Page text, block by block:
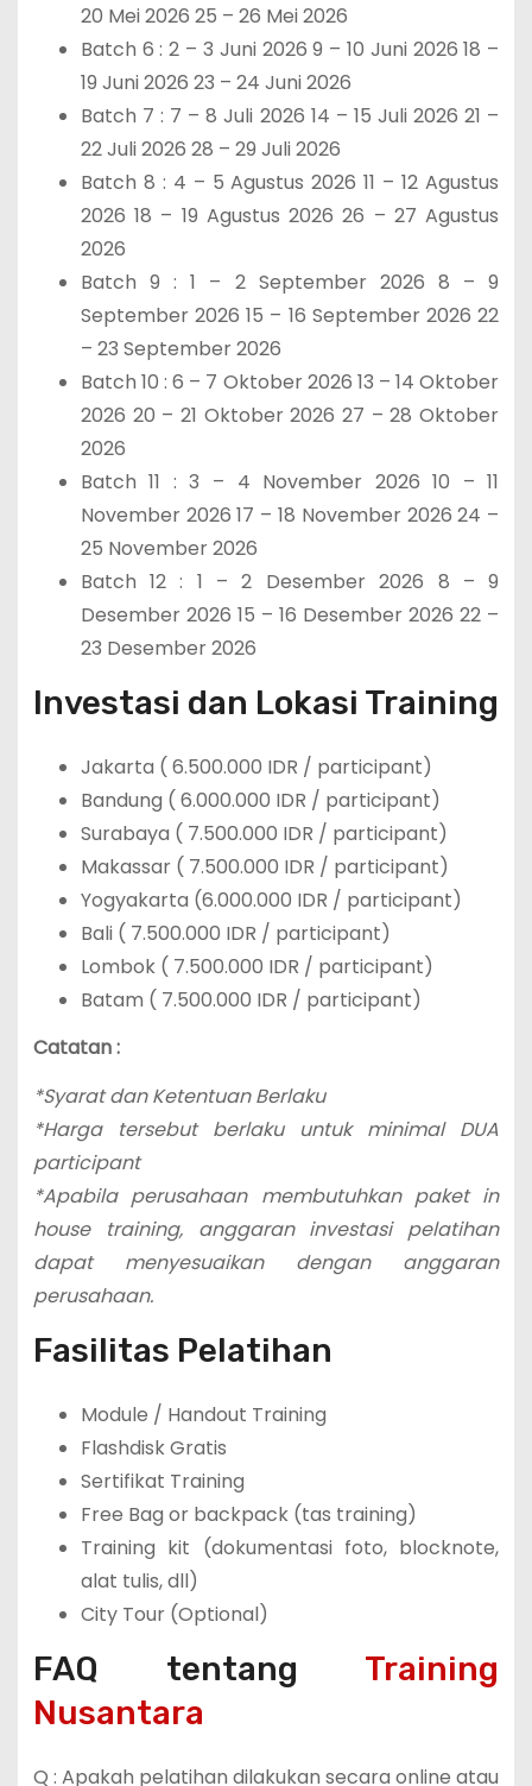
20 Mei 2026 25 – 26 Mei 2026
Batch 6 : 2 – 3 Juni 2026 9 – 10 Juni 2026 18 –
19 Juni 2026 23 – 24 Juni 2026
Batch 7 : 7 – 8 Juli 2026 14 – 15 Juli 2026 21 –
22 Juli 2026 28 – 29 Juli 2026
Batch 8 : 4 – 5 Agustus 2026 11 – 12 Agustus
2026 18 – 19 Agustus 2026 26 – 27 Agustus
2026
Batch 9 : 1 – 2 September 2026 8 – 9
September 2026 15 – 16 September 2026 22
– 23 September 2026
Batch 10 : 6 – 7 Oktober 2026 13 – 14 Oktober
2026 20 – 21 Oktober 2026 27 – 28 Oktober
2026
Batch 11 : 3 – 4 November 2026 10 – 11
November 2026 17 – 18 November 2026 24 –
25 November 2026
Batch 12 : 1 – 2 Desember 2026 8 – 9
Desember 2026 15 – 16 Desember 2026 22 –
23 Desember 2026
Investasi dan Lokasi Training
Jakarta ( 6.500.000 IDR / participant)
Bandung ( 6.000.000 IDR / participant)
Surabaya ( 7.500.000 IDR / participant)
Makassar ( 7.500.000 IDR / participant)
Yogyakarta (6.000.000 IDR / participant)
Bali ( 7.500.000 IDR / participant)
Lombok ( 7.500.000 IDR / participant)
Batam ( 7.500.000 IDR / participant)
Catatan :
*Syarat dan Ketentuan Berlaku
*Harga tersebut berlaku untuk minimal DUA
participant
*Apabila perusahaan membutuhkan paket in
house training, anggaran investasi pelatihan
dapat menyesuaikan dengan anggaran
perusahaan.
Fasilitas Pelatihan
Module / Handout Training
Flashdisk Gratis
Sertifikat Training
Free Bag or backpack (tas training)
Training kit (dokumentasi foto, blocknote,
alat tulis, dll)
City Tour (Optional)
FAQ tentang Training
Nusantara
Q : Apakah pelatihan dilakukan secara online atau